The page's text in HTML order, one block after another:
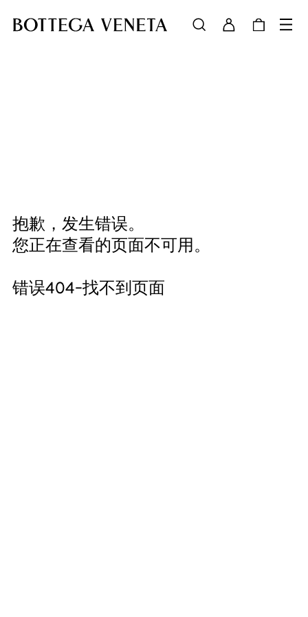
抱歉，发生错误。
您正在查看的页面不可用。
错误404-找不到页面